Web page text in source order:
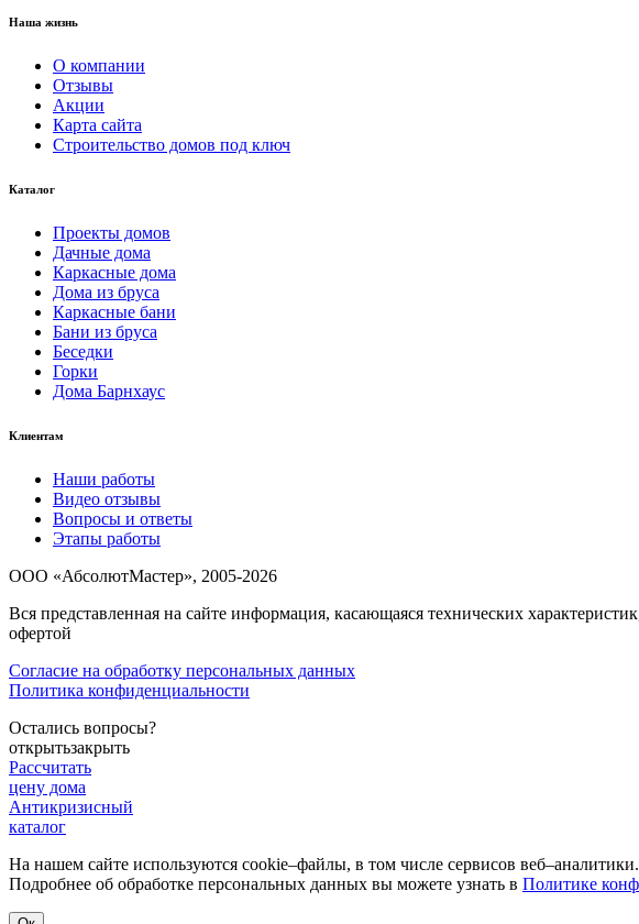
Наша жизнь
О компании
Отзывы
Акции
Карта сайта
Строительство домов под ключ
Каталог
Проекты домов
Дачные дома
Каркасные дома
Дома из бруса
Каркасные бани
Бани из бруса
Беседки
Горки
Дома Барнхаус
Клиентам
Наши работы
Видео отзывы
Вопросы и ответы
Этапы работы
ООО «АбсолютМастер», 2005-2026
Вся представленная на сайте информация, касающаяся технических
офертой
Согласие на обработку персональных данных
Политика конфиденциальности
Остались вопросы?
открытьзакрыть
Рассчитать
цену дома
Антикризисный
каталог
На нашем сайте используются cookie–файлы, в том числе сервисов
Подробнее об обработке персональных данных вы можете узнать в Политике